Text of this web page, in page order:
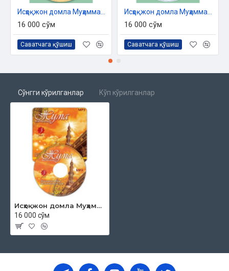
16 000 сўм
Саватчага қўшиш
16 000 сўм
Саватчага қўшиш
Сўнгги кўрилганлар Кўп кўрилганлар
Исҳоқжон домла Муҳаммаджон ўғли - «Жума мавъизалари» 3-диск (МР3)
16 000 сўм